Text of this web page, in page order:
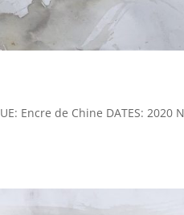
Encre de Chine DATES: 2020